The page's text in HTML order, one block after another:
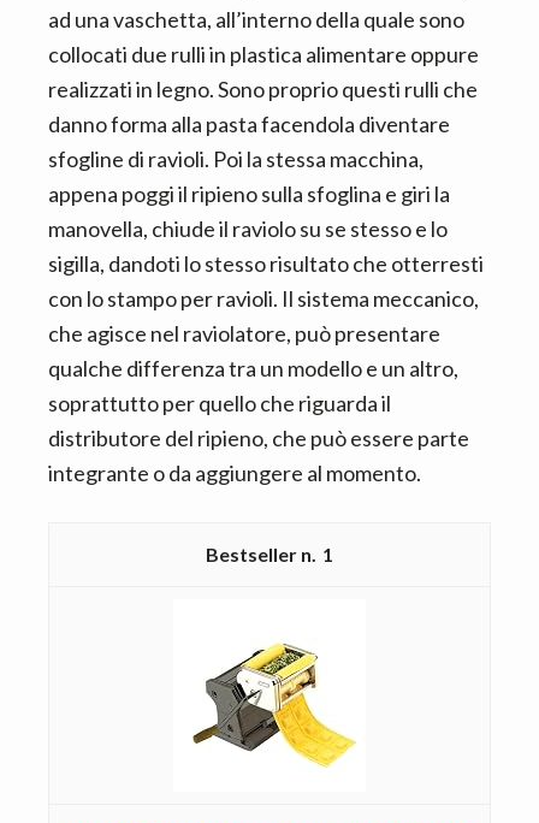
ad una vaschetta, all’interno della quale sono
collocati due rulli in plastica alimentare oppure
realizzati in legno. Sono proprio questi rulli che
danno forma alla pasta facendola diventare
sfogline di ravioli. Poi la stessa macchina,
appena poggi il ripieno sulla sfoglina e giri la
manovella, chiude il raviolo su se stesso e lo
sigilla, dandoti lo stesso risultato che otterresti
con lo stampo per ravioli. Il sistema meccanico,
che agisce nel raviolatore, può presentare
qualche differenza tra un modello e un altro,
soprattutto per quello che riguarda il
distributore del ripieno, che può essere parte
integrante o da aggiungere al momento.
1